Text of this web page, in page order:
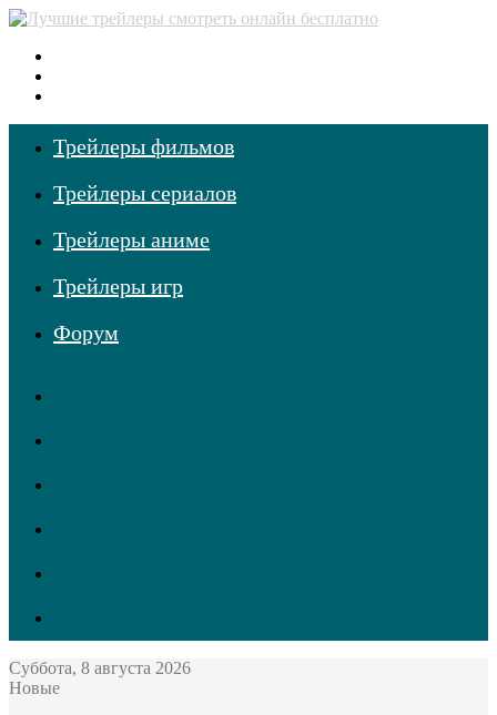
Трейлеры фильмов
Трейлеры сериалов
Трейлеры аниме
Трейлеры игр
Форум
Суббота, 8 августа 2026
Новые